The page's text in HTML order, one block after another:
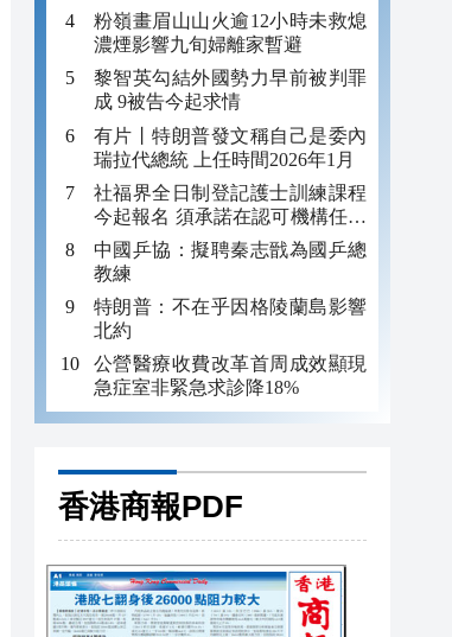
粉嶺畫眉山山火逾12小時未救熄
濃煙影響九旬婦離家暫避
黎智英勾結外國勢力早前被判罪
成 9被告今起求情
有片丨特朗普發文稱自己是委內
瑞拉代總統 上任時間2026年1月
社福界全日制登記護士訓練課程
今起報名 須承諾在認可機構任職
至少三年
中國乒協：擬聘秦志戩為國乒總
教練
特朗普：不在乎因格陵蘭島影響
北約
公營醫療收費改革首周成效顯現
急症室非緊急求診降18%
香港商報PDF